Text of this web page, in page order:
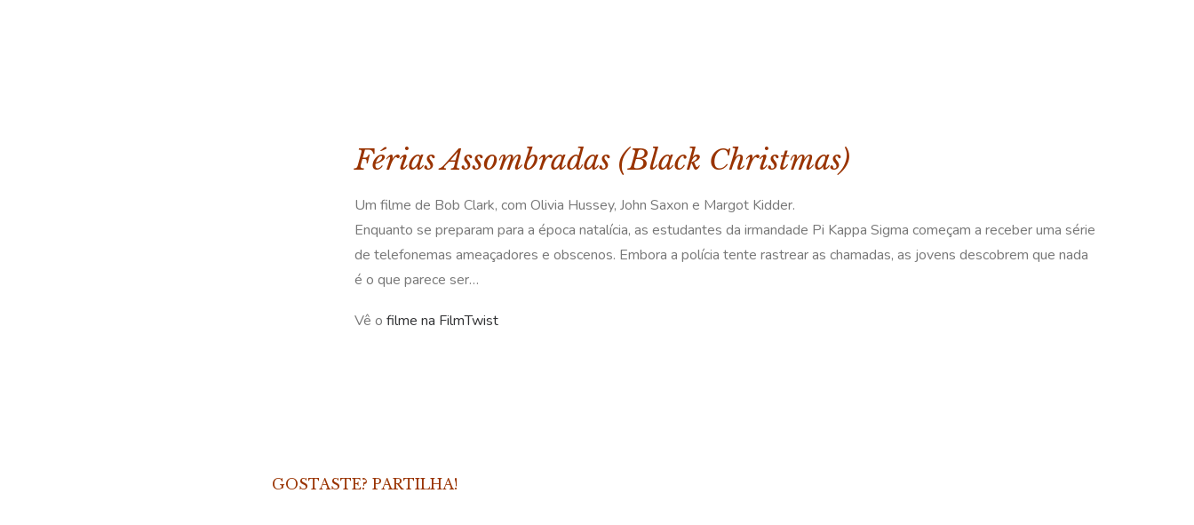
Férias Assombradas (Black Christmas)
Um filme de Bob Clark, com Olivia Hussey, John Saxon e Margot Kidder.
Enquanto se preparam para a época natalícia, as estudantes da irmandade Pi Kappa Sigma começam a receber uma série
de telefonemas ameaçadores e obscenos. Embora a polícia tente rastrear as chamadas, as jovens descobrem que nada
é o que parece ser…
Vê o filme na FilmTwist
GOSTASTE? PARTILHA!